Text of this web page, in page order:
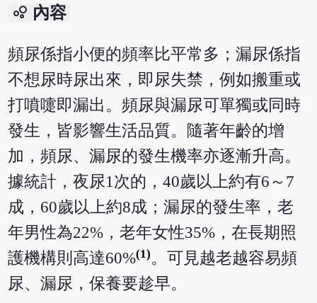
bubble_chart 內容
頻尿係指小便的頻率比平常多；漏尿係指
不想尿時尿出來，即尿失禁，例如搬重或
打噴嚏即漏出。頻尿與漏尿可單獨或同時
發生，皆影響生活品質。隨著年齡的增
加，頻尿、漏尿的發生機率亦逐漸升高。
據統計，夜尿1次的，40歲以上約有6～7
成，60歲以上約8成；漏尿的發生率，老
年男性為22%，老年女性35%，在長期照
護機構則高達60%(1)。可見越老越容易頻
尿、漏尿，保養要趁早。